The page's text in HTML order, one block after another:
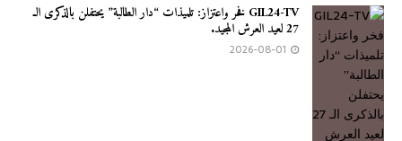
GIL24-TV فخر واعتزاز: تلميذات “دار الطالبة” يحتفلن بالذكرى الـ
27 لعيد العرش المجيد.
2026-08-01